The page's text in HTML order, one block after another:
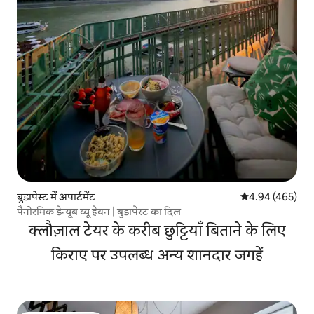
बुडापेस्ट में अपार्टमेंट औसत रेटिंग 5 में से
4.94 (465)
पैनोरमिक डेन्यूब व्यू हेवन | बुडापेस्ट का दिल
क्लौज़ाल टेयर के करीब छुट्टियाँ बिताने के लिए
किराए पर उपलब्ध अन्य शानदार जगहें